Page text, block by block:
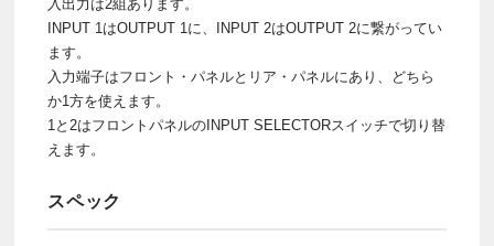
入出力は2組あります。
INPUT 1はOUTPUT 1に、INPUT 2はOUTPUT 2に繋がってい
ます。
入力端子はフロント・パネルとリア・パネルにあり、どちら
か1方を使えます。
1と2はフロントパネルのINPUT SELECTORスイッチで切り替
えます。
スペック